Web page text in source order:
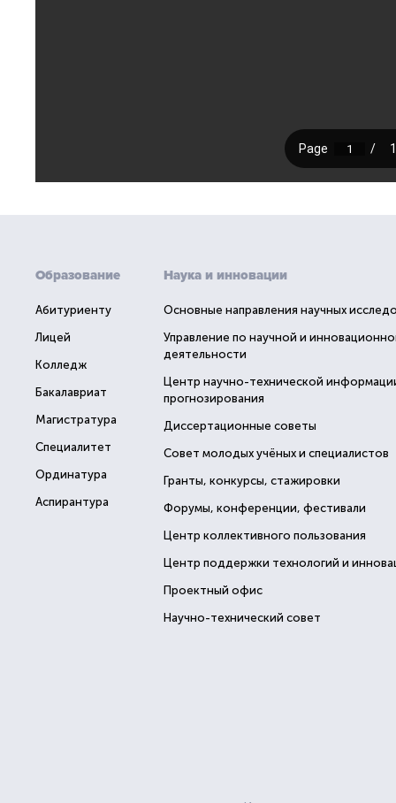
Образование
Абитуриенту
Лицей
Колледж
Бакалавриат
Магистратура
Специалитет
Ординатура
Аспирантура
Наука и инновации
Основные направления научных
Управление по научной и
деятельности
Центр научно-технической
прогнозирования
Диссертационные советы
Совет молодых учёных и специалистов
Гранты, конкурсы, стажировки
Форумы, конференции, фестивали
Центр коллективного пользования
Центр поддержки технологий и
Проектный офис
Научно-технический совет